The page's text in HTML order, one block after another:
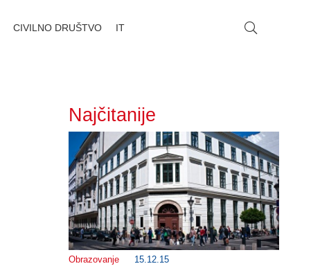
CIVILNO DRUŠTVO IT
Najčitanije
Obrazovanje 15.12.15